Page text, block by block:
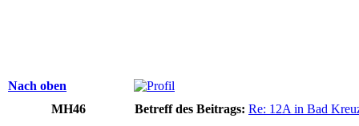
Nach oben
MH46
Betreff des Beitrags: Re: 12A in Bad